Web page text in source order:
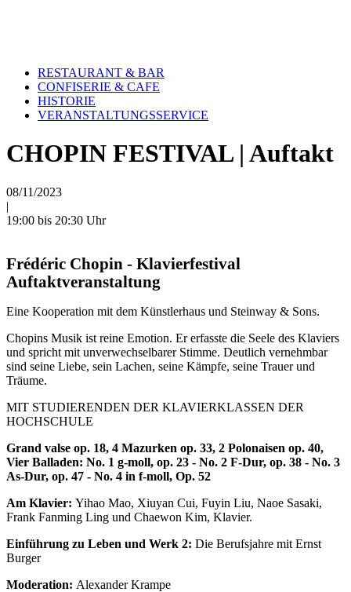
HOME
ONLINE-SHOP
KULTUR & VERANSTALTUNGEN
AKTUELLES
TISCHRESERVIERUNG & KARTE
KARRIERE
HOME
ONLINE-SHOP
KULTUR & VERANSTALTUNGEN
AKTUELLES
RESTAURANT & BAR
CONFISERIE & CAFE
KARRIERE
RESTAURANT & BAR
CONFISERIE & CAFE
HISTORIE
VERANSTALTUNGSSERVICE
CHOPIN FESTIVAL | Auftakt
08/11/2023
|
19:00 bis 20:30 Uhr
Frédéric Chopin - Klavierfestival
Auftaktveranstaltung
Eine Kooperation mit dem Künstlerhaus und Steinway & Sons.
Chopins Musik ist reine Emotion. Er erfasste die Seele des Klaviers
und spricht mit unverwechselbarer Stimme. Deutlich vernehmbar
sind seine Liebe, sein Lachen, seine Kämpfe, seine Trauer und
Träume.
MIT STUDIERENDEN DER KLAVIERKLASSEN DER
HOCHSCHULE
Grand valse op. 18, 4 Mazurken op. 33, 2 Polonaisen op. 40,
Vier Balladen: No. 1 g-moll, op. 23 - No. 2 F-Dur, op. 38 - No. 3
As-Dur, op. 47 - No. 4 in f-moll, Op. 52
Am Klavier: Yihao Mao, Xiuyan Cui, Fuyin Liu, Naoe Sasaki,
Frank Fanming Ling und Chaewon Kim, Klavier.
Einführung zu Leben und Werk 2: Die Berufsjahre mit Ernst
Burger
Moderation: Alexander Krampe